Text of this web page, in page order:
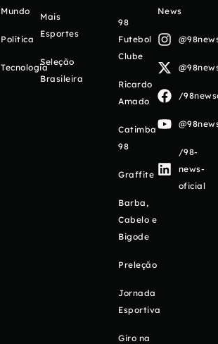
Mundo
Política
Tecnologia
Mais
Esportes
Seleção
Brasileira
98
Futebol
Clube
Ricardo
Amado
Catimba
98
Graffite
Barba,
Cabelo e
Bigode
Preleção
Jornada
Esportiva
Giro na
News
/
/98-
news-
oficial